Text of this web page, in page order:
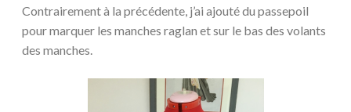
Contrairement à la précédente, j’ai ajouté du passepoil
pour marquer les manches raglan et sur le bas des volants
des manches.